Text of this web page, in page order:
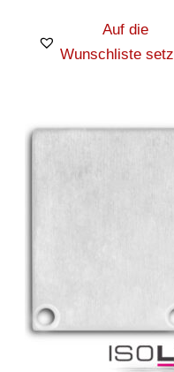
Auf die
Wunschliste